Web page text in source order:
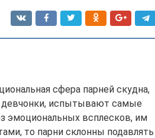
сфера парней скудна,
девчонки, испытывают самые
эмоциональных всплесков, им
то парни склонны подавлять